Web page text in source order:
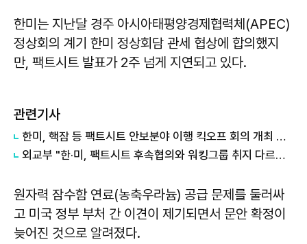
한미는 지난달 경주 아시아태평양경제협력체(APEC)
정상회의 계기 한미 정상회담 관세 협상에 합의했지
만, 팩트시트 발표가 2주 넘게 지연되고 있다.
관련기사
한미, 핵잠 등 팩트시트 안보분야 이행 킥오프 회의 개최 합의
외교부 "한·미, 팩트시트 후속협의와 워킹그룹 취지 다르다는 인식 공유"
원자력 잠수함 연료(농축우라늄) 공급 문제를 둘러싸
고 미국 정부 부처 간 이견이 제기되면서 문안 확정이
늦어진 것으로 알려졌다.